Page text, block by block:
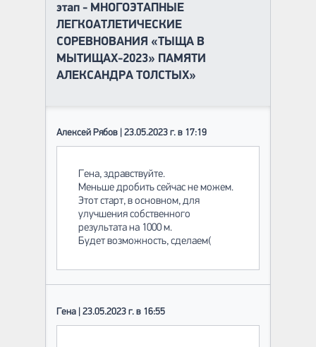
этап - МНОГОЭТАПНЫЕ
ЛЕГКОАТЛЕТИЧЕСКИЕ
СОРЕВНОВАНИЯ «ТЫЩА В
МЫТИЩАХ-2023» ПАМЯТИ
АЛЕКСАНДРА ТОЛСТЫХ»
Алексей Рябов | 23.05.2023 г. в 17:19
Гена, здравствуйте.
Меньше дробить сейчас не можем.
Этот старт, в основном, для
улучшения собственного
результата на 1000 м.
Будет возможность, сделаем(
Гена | 23.05.2023 г. в 16:55